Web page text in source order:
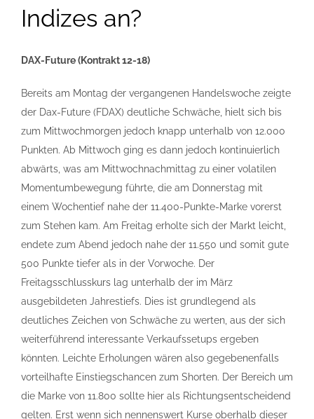
Indizes an?
DAX-Future (Kontrakt 12-18)
Bereits am Montag der vergangenen Handelswoche zeigte
der Dax-Future (FDAX) deutliche Schwäche, hielt sich bis
zum Mittwochmorgen jedoch knapp unterhalb von 12.000
Punkten. Ab Mittwoch ging es dann jedoch kontinuierlich
abwärts, was am Mittwochnachmittag zu einer volatilen
Momentumbewegung führte, die am Donnerstag mit
einem Wochentief nahe der 11.400-Punkte-Marke vorerst
zum Stehen kam. Am Freitag erholte sich der Markt leicht,
endete zum Abend jedoch nahe der 11.550 und somit gute
500 Punkte tiefer als in der Vorwoche. Der
Freitagsschlusskurs lag unterhalb der im März
ausgebildeten Jahrestiefs. Dies ist grundlegend als
deutliches Zeichen von Schwäche zu werten, aus der sich
weiterführend interessante Verkaufssetups ergeben
könnten. Leichte Erholungen wären also gegebenenfalls
vorteilhafte Einstiegschancen zum Shorten. Der Bereich um
die Marke von 11.800 sollte hier als Richtungsentscheidend
gelten. Erst wenn sich nennenswert Kurse oberhalb dieser